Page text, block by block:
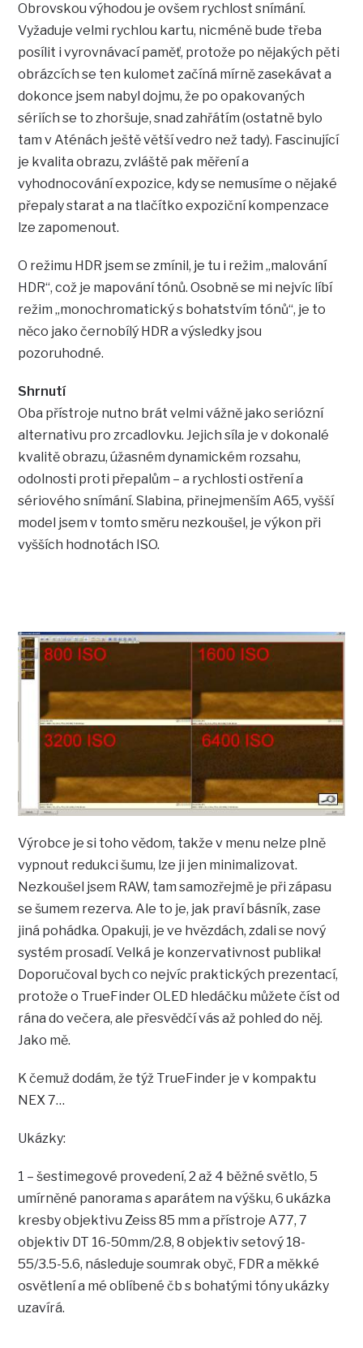
Obrovskou výhodou je ovšem rychlost snímání.
Vyžaduje velmi rychlou kartu, nicméně bude třeba
posílit i vyrovnávací paměť, protože po nějakých pěti
obrázcích se ten kulomet začíná mírně zasekávat a
dokonce jsem nabyl dojmu, že po opakovaných
sériích se to zhoršuje, snad zahřátím (ostatně bylo
tam v Aténách ještě větší vedro než tady). Fascinující
je kvalita obrazu, zvláště pak měření a
vyhodnocování expozice, kdy se nemusíme o nějaké
přepaly starat a na tlačítko expoziční kompenzace
lze zapomenout.
O režimu HDR jsem se zmínil, je tu i režim „malování
HDR“, což je mapování tónů. Osobně se mi nejvíc líbí
režim „monochromatický s bohatstvím tónů“, je to
něco jako černobílý HDR a výsledky jsou
pozoruhodné.
Shrnutí
Oba přístroje nutno brát velmi vážně jako seriózní
alternativu pro zrcadlovku. Jejich síla je v dokonalé
kvalitě obrazu, úžasném dynamickém rozsahu,
odolnosti proti přepalům – a rychlosti ostření a
sériového snímání. Slabina, přinejmenším A65, vyšší
model jsem v tomto směru nezkoušel, je výkon při
vyšších hodnotách ISO.
Výrobce je si toho vědom, takže v menu nelze plně
vypnout redukci šumu, lze ji jen minimalizovat.
Nezkoušel jsem RAW, tam samozřejmě je při zápasu
se šumem rezerva. Ale to je, jak praví básník, zase
jiná pohádka. Opakuji, je ve hvězdách, zdali se nový
systém prosadí. Velká je konzervativnost publika!
Doporučoval bych co nejvíc praktických prezentací,
protože o TrueFinder OLED hledáčku můžete číst od
rána do večera, ale přesvědčí vás až pohled do něj.
Jako mě.
K čemuž dodám, že týž TrueFinder je v kompaktu
NEX 7…
Ukázky:
1 – šestimegové provedení, 2 až 4 běžné světlo, 5
umírněné panorama s aparátem na výšku, 6 ukázka
kresby objektivu Zeiss 85 mm a přístroje A77, 7
objektiv DT 16-50mm/2.8, 8 objektiv setový 18-
55/3.5-5.6, následuje soumrak obyč, FDR a měkké
osvětlení a mé oblíbené čb s bohatými tóny ukázky
uzavírá.